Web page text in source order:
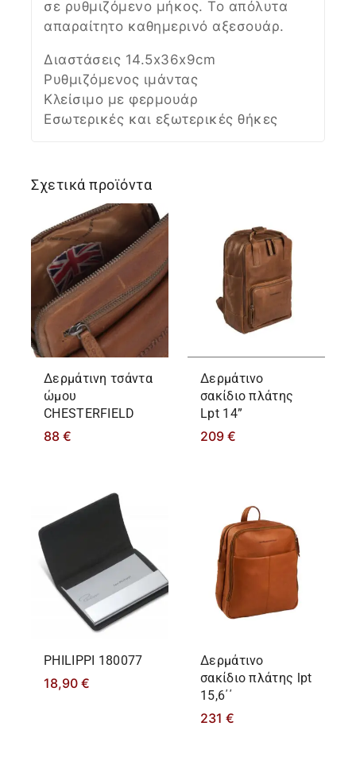
σε ρυθμιζόμενο μήκος. Το απόλυτα
απαραίτητο καθημερινό αξεσουάρ.
Διαστάσεις 14.5x36x9cm
Ρυθμιζόμενος ιμάντας
Κλείσιμο με φερμουάρ
Εσωτερικές και εξωτερικές θήκες
Σχετικά προϊόντα
Δερμάτινη τσάντα
ώμου
CHESTERFIELD
88 €
Δερμάτινο
σακίδιο πλάτης
Lpt 14”
209 €
PHILIPPΙ 180077
18,90 €
Δερμάτινο
σακίδιο πλάτης lpt
15,6΄΄
231 €